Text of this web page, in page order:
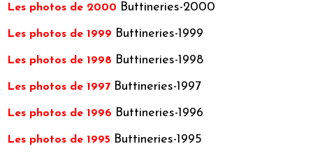
Les photos de 2000 Buttineries-2000
Les photos de 1999 Buttineries-1999
Les photos de 1998 Buttineries-1998
Les photos de 1997 Buttineries-1997
Les photos de 1996 Buttineries-1996
Les photos de 1995 Buttineries-1995